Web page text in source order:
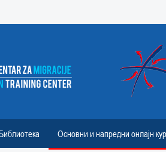
Библиотека Основни и напредни онлајн